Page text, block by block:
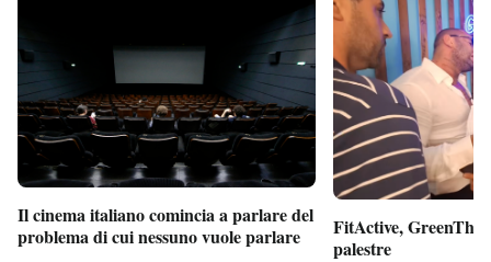
Il cinema italiano comincia a parlare del
problema di cui nessuno vuole parlare
FitActive,
palestre